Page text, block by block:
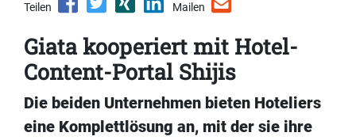
Teilen Mailen
Giata kooperiert mit Hotel-
Content-Portal Shijis
Die beiden Unternehmen bieten Hoteliers
eine Komplettlösung an, mit der sie ihre